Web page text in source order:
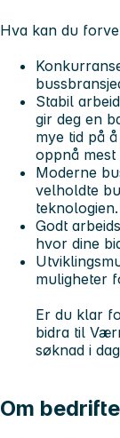
Hva kan du
Stabil
gir deg en
mye tid på
oppnå
Moderne
velholdte
teknologien.
Godt
hvor dine
muligheter
Er du klar
bidra til
søknad i
Om